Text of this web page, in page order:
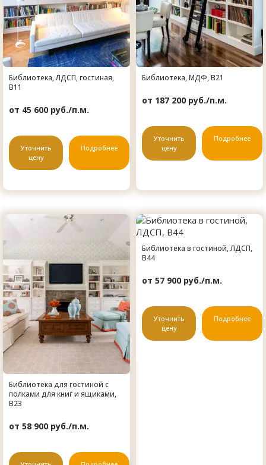
Библиотека, ЛДСП, гостиная,
B11
от 45 600 руб./п.м.
Уточнить
цену
Подробнее
Библиотека, МДФ, B21
от 187 200 руб./п.м.
Уточнить
цену
Подробнее
Библиотека для гостиной с
полками для книг и ящиками,
B23
от 58 900 руб./п.м.
Библиотека в гостиной, ЛДСП,
B44
от 57 900 руб./п.м.
Уточнить
цену
Подробнее